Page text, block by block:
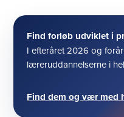
Find forløb udviklet i
I efteråret 2026 og
læreruddannelserne i
Find dem og vær med